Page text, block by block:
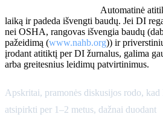
Automatinė
laiką ir padeda išvengti baudų. Jei DI
nei OSHA, rangovas išvengia baudų
pažeidimą (www.nahb.org)) ir
įrodant atitiktį per DI žurnalus, galima
arba greitesnius leidimų patvirtinimus.
Apskritai, pramonės diskusijos rodo, kad
atsipirkti per 1–2 metus, dažnai duodant